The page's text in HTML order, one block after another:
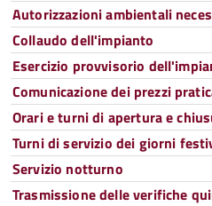
Autorizzazioni ambientali
Collaudo dell'impianto
Esercizio provvisorio
Comunicazione dei prezzi
Orari e turni di apertura e
Turni di servizio dei giorni
Servizio notturno
Trasmissione delle verifiche